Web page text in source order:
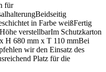
für
in Farbe weißFertig
verstellbarIm Schutzkarton
H 680 mm x T 110 mmBei
wir den Einsatz des
Platz für die